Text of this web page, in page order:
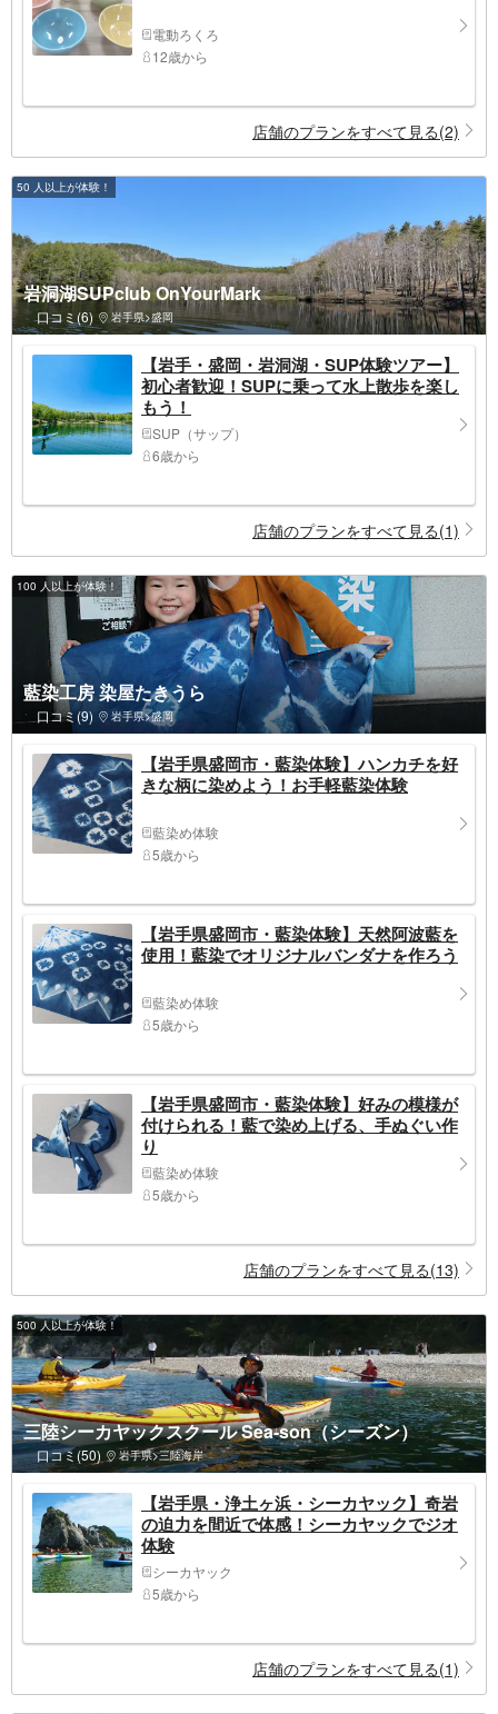
電動ろくろ
12歳から
店舗のプランをすべて見る(2)
50 人以上が体験！
岩洞湖SUPclub OnYourMark
口コミ(6) 岩手県>盛岡
【岩手・盛岡・岩洞湖・SUP体験ツアー】
初心者歓迎！SUPに乗って水上散歩を楽し
もう！
SUP（サップ）
6歳から
店舗のプランをすべて見る(1)
100 人以上が体験！
藍染工房 染屋たきうら
口コミ(9) 岩手県>盛岡
【岩手県盛岡市・藍染体験】ハンカチを好
きな柄に染めよう！お手軽藍染体験
藍染め体験
5歳から
【岩手県盛岡市・藍染体験】天然阿波藍を
使用！藍染でオリジナルバンダナを作ろう
藍染め体験
5歳から
【岩手県盛岡市・藍染体験】好みの模様が
付けられる！藍で染め上げる、手ぬぐい作
り
藍染め体験
5歳から
店舗のプランをすべて見る(13)
500 人以上が体験！
三陸シーカヤックスクール Sea-son（シーズン）
口コミ(50) 岩手県>三陸海岸
【岩手県・浄土ヶ浜・シーカヤック】奇岩
の迫力を間近で体感！シーカヤックでジオ
体験
シーカヤック
5歳から
店舗のプランをすべて見る(1)